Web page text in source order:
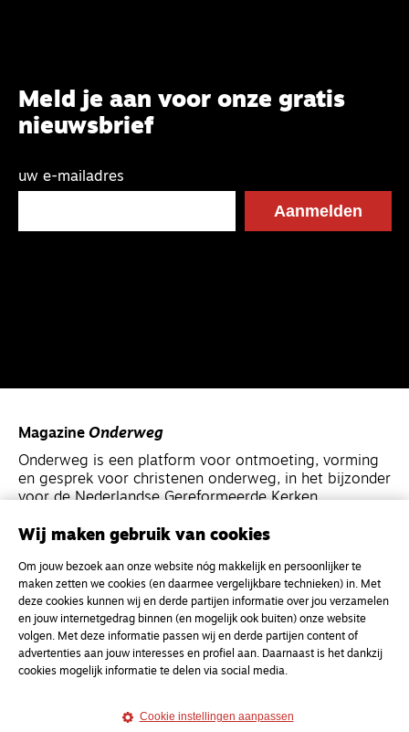
Meld je aan voor onze gratis
nieuwsbrief
uw e-mailadres
Magazine Onderweg
Onderweg is een platform voor ontmoeting, vorming
en gesprek voor christenen onderweg, in het bijzonder
voor de Nederlandse Gereformeerde Kerken.
Magazine
Onderweg
Kvk-nummer 33277063
NL46 INGB 0117 5827 86
info@onderwegonline.nl
Wij maken gebruik van cookies
Om jouw bezoek aan onze website nóg makkelijk en persoonlijker te
maken zetten we cookies (en daarmee vergelijkbare technieken) in. Met
deze cookies kunnen wij en derde partijen informatie over jou verzamelen
en jouw internetgedrag binnen (en mogelijk ook buiten) onze website
volgen. Met deze informatie passen wij en derde partijen content of
advertenties aan jouw interesses en profiel aan. Daarnaast is het dankzij
cookies mogelijk informatie te delen via social media.
Cookie instellingen aanpassen